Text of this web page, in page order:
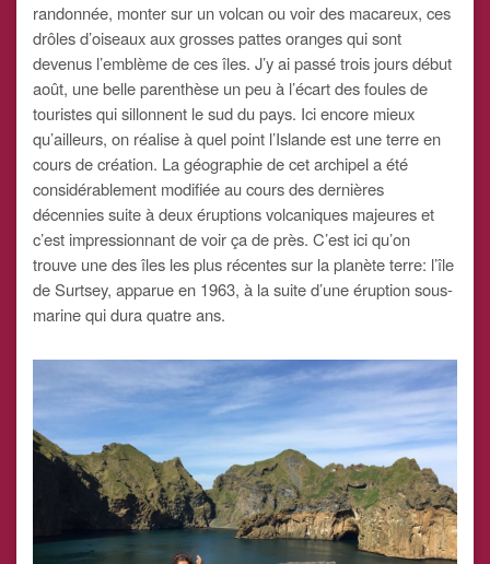
randonnée, monter sur un volcan ou voir des macareux, ces
drôles d’oiseaux aux grosses pattes oranges qui sont
devenus l’emblème de ces îles. J’y ai passé trois jours début
août, une belle parenthèse un peu à l’écart des foules de
touristes qui sillonnent le sud du pays. Ici encore mieux
qu’ailleurs, on réalise à quel point l’Islande est une terre en
cours de création. La géographie de cet archipel a été
considérablement modifiée au cours des dernières
décennies suite à deux éruptions volcaniques majeures et
c’est impressionnant de voir ça de près. C’est ici qu’on
trouve une des îles les plus récentes sur la planète terre: l’île
de Surtsey, apparue en 1963, à la suite d’une éruption sous-
marine qui dura quatre ans.